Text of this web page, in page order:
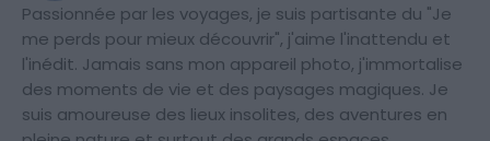
Passionnée par les voyages, je suis partisante du "Je
me perds pour mieux découvrir", j'aime l'inattendu et
l'inédit. Jamais sans mon appareil photo, j'immortalise
des moments de vie et des paysages magiques. Je
suis amoureuse des lieux insolites, des aventures en